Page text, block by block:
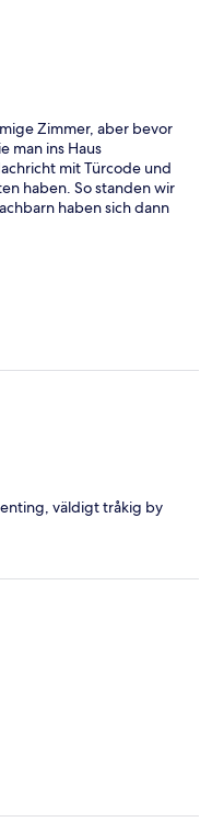
Zimmer, aber bevor
man ins Haus
mit Türcode und
haben. So standen wir
haben sich dann
väldigt tråkig by